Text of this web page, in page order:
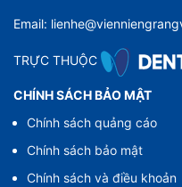
Email:
TRỰC THUỘC
CHÍNH SÁCH BẢO MẬT
Chính sách quảng cáo
Chính sách bảo mật
Chính sách và điều khoản